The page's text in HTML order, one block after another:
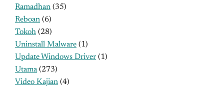
Ramadhan (35)
Reboan (6)
Tokoh (28)
Uninstall Malware (1)
Update Windows Driver (1)
Utama(273)
Video Kajian (4)